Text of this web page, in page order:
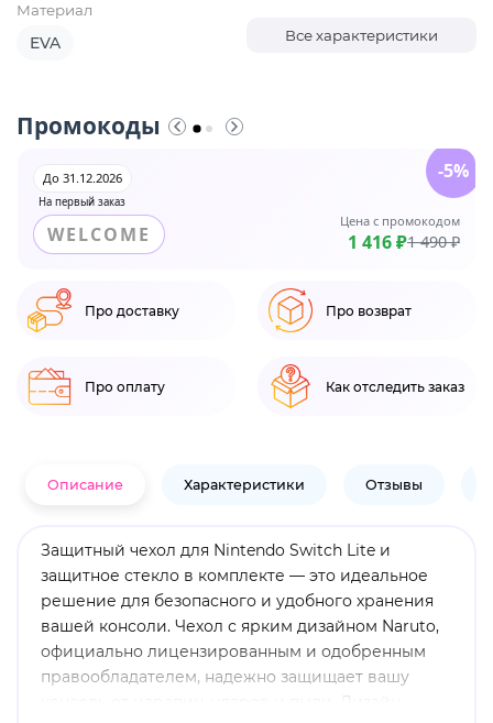
Материал
EVA Все характеристики
Промокоды
На первый заказ
До 31.12.2026
WELCOME
Цена с промокодом
1 416 ₽1 490 ₽
-5%
Про доставку Про возврат
Про оплату Как отследить заказ
Описание Характеристики Отзывы
Защитный чехол для Nintendo Switch Lite и
защитное стекло в комплекте — это идеальное
решение для безопасного и удобного хранения
вашей консоли. Чехол с ярким дизайном Naruto,
официально лицензированным и одобренным
правообладателем, надежно защищает вашу
консоль от царапин, ударов и пыли. Дизайн